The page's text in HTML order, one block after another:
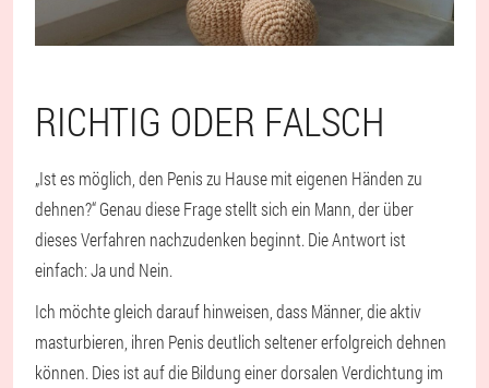
RICHTIG ODER FALSCH
„Ist es möglich, den Penis zu Hause mit eigenen Händen zu
dehnen?“ Genau diese Frage stellt sich ein Mann, der über
dieses Verfahren nachzudenken beginnt. Die Antwort ist
einfach: Ja und Nein.
Ich möchte gleich darauf hinweisen, dass Männer, die aktiv
masturbieren, ihren Penis deutlich seltener erfolgreich dehnen
können. Dies ist auf die Bildung einer dorsalen Verdichtung im